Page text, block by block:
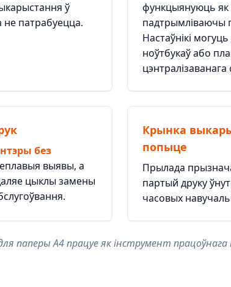
ў
не патрабуецца.
функцыянуюць
падтрымліваючы
Настаўнікі
ноўтбукаў або
без
выявы, а
цыклы замены
Крынка
попыце
Прылада
партый друку
часовых
A4 працуе як інструмент працоўнага